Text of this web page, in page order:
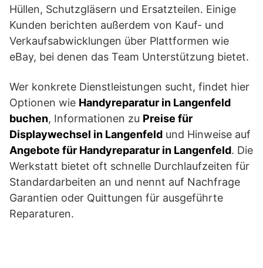
Hüllen, Schutzgläsern und Ersatzteilen. Einige
Kunden berichten außerdem von Kauf- und
Verkaufsabwicklungen über Plattformen wie
eBay, bei denen das Team Unterstützung bietet.
Wer konkrete Dienstleistungen sucht, findet hier
Optionen wie Handyreparatur in Langenfeld
buchen, Informationen zu Preise für
Displaywechsel in Langenfeld und Hinweise auf
Angebote für Handyreparatur in Langenfeld. Die
Werkstatt bietet oft schnelle Durchlaufzeiten für
Standardarbeiten an und nennt auf Nachfrage
Garantien oder Quittungen für ausgeführte
Reparaturen.